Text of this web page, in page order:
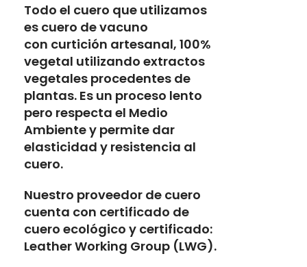
Todo el cuero que utilizamos
es cuero de vacuno
con curtición artesanal, 100%
vegetal utilizando extractos
vegetales procedentes de
plantas. Es un proceso lento
pero respecta el Medio
Ambiente y permite dar
elasticidad y resistencia al
cuero.
Nuestro proveedor de cuero
cuenta con certificado de
cuero ecológico y certificado:
Leather Working Group (LWG).